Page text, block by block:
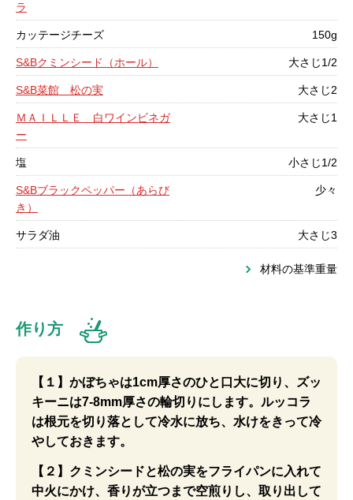
ラ
カッテージチーズ 150g
S&Bクミンシード（ホール） 大さじ1/2
S&B菜館 松の実 大さじ2
ＭＡＩＬＬＥ 白ワインビネガ
ー
大さじ1
塩 小さじ1/2
S&Bブラックペッパー（あらび
き）
少々
サラダ油 大さじ3
材料の基準重量
作り方
【１】かぼちゃは1cm厚さのひと口大に切り、ズッ
キーニは7-8mm厚さの輪切りにします。ルッコラ
は根元を切り落として冷水に放ち、水けをきって冷
やしておきます。
【２】クミンシードと松の実をフライパンに入れて
中火にかけ、香りが立つまで空煎りし、取り出して